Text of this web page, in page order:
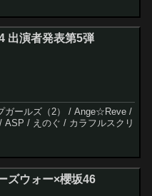
出演者発表第5弾
ガールズ（2） / Ange☆Reve /
ASP / えのぐ / カラフルスクリ
ズウォー×櫻坂46